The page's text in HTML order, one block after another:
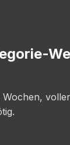
Wochen,